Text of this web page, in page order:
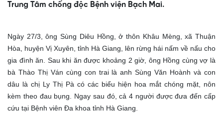
Trung Tâm chống độc Bệnh viện Bạch Mai.
Ngày 27/3, ông Sùng Diêu Hồng, ở thôn Khâu Mèng, xã Thuận
Hòa, huyện Vị Xuyên, tỉnh Hà Giang, lên rừng hái nấm về nấu cho
gia đình ăn. Sau khi ăn được khoảng 2 giờ, ông Hồng cùng vợ là
bà Thào Thị Ván cùng con trai là anh Sùng Văn Hoành và con
dâu là chị Ly Thị Pà có các biểu hiện hoa mắt chóng mặt, nôn
kèm theo đau bụng. Ngay sau đó, cả 4 người được đưa đến cấp
cứu tại Bệnh viên Đa khoa tỉnh Hà Giang.